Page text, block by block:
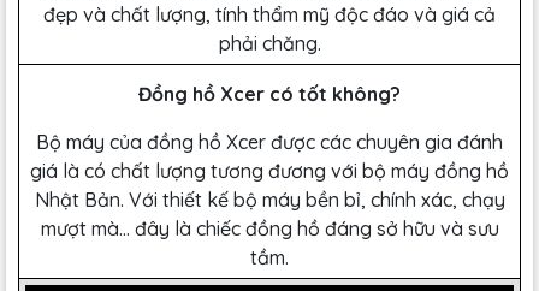
đẹp và chất lượng, tính thẩm mỹ độc đáo và giá cả
phải chăng.
Đồng hồ Xcer có tốt không?
Bộ máy của đồng hồ Xcer được các chuyên gia đánh
giá là có chất lượng tương đương với bộ máy đồng hồ
Nhật Bản. Với thiết kế bộ máy bền bỉ, chính xác, chạy
mượt mà… đây là chiếc đồng hồ đáng sở hữu và sưu
tầm.